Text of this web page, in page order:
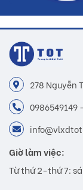
278 Nguyễn
0986549149
Giờ làm việc:
Từ thứ 2-thứ 7: